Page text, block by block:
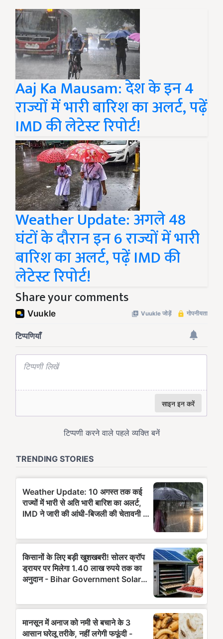
Aaj Ka Mausam: देश के इन 4
राज्यों में भारी बारिश का अलर्ट, पढ़ें
IMD की लेटेस्ट रिपोर्ट!
Weather Update: अगले 48
घंटों के दौरान इन 6 राज्यों में भारी
बारिश का अलर्ट, पढ़ें IMD की
लेटेस्ट रिपोर्ट!
Share your comments